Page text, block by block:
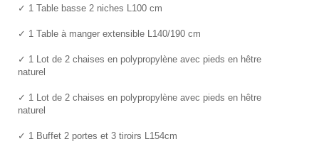
✓ 1 Table basse 2 niches L100 cm
✓ 1 Table à manger extensible L140/190 cm
✓ 1 Lot de 2 chaises en polypropylène avec pieds en hêtre
naturel
✓ 1 Lot de 2 chaises en polypropylène avec pieds en hêtre
naturel
✓ 1 Buffet 2 portes et 3 tiroirs L154cm